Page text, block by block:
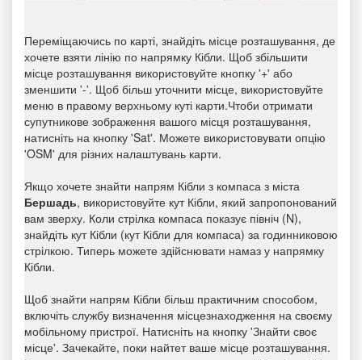
Переміщаючись по карті, знайдіть місце розташування, де
хочете взяти лінію по напрямку Кібли. Щоб збільшити
місце розташування використовуйте кнопку '+' або
зменшити '-'. Щоб більш уточнити місце, використовуйте
меню в правому верхньому куті карти.Чтоби отримати
супутникове зображення вашого місця розташування,
натисніть на кнопку 'Sat'. Можете використовувати опцію
'OSM' для різних налаштувань карти.
Якщо хочете знайти напрям Кібли з компаса з міста
Бершадь, використовуйте кут Кібли, який запропонований
вам зверху. Коли стрілка компаса показує північ (N),
знайдіть кут Кібли (кут Кібли для компаса) за годинниковою
стрілкою. Типерь можете здійснювати намаз у напрямку
Кібли.
Щоб знайти напрям Кібли більш практичним способом,
включіть службу визначення місцезнаходження на своєму
мобільному пристрої. Натисніть на кнопку 'Знайти своє
місце'. Зачекайте, поки найтет ваше місце розташування.